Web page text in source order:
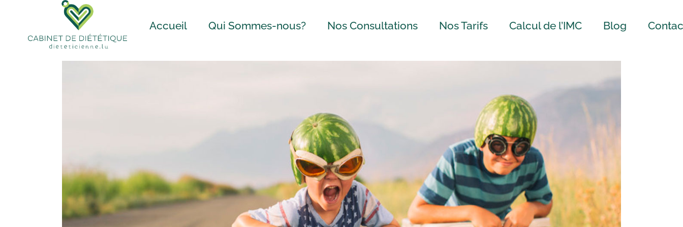
Accueil Qui Sommes-nous? Nos Consultations
Préconception,
Grossesse et
Jeune Maman
Bébé
Enfant
Adolescent
Nos Tarifs
Consultations
Calcul de l’IMC Blog